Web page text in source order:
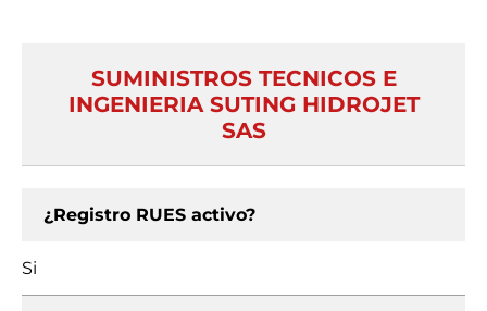
SUMINISTROS TECNICOS E
INGENIERIA SUTING HIDROJET
SAS
¿Registro RUES activo?
Si